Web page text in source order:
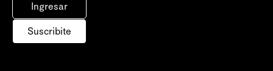
Ingresar
Suscribite